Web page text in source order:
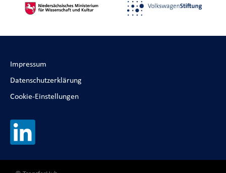
Impressum
Datenschutzerklärung
Cookie-Einstellungen